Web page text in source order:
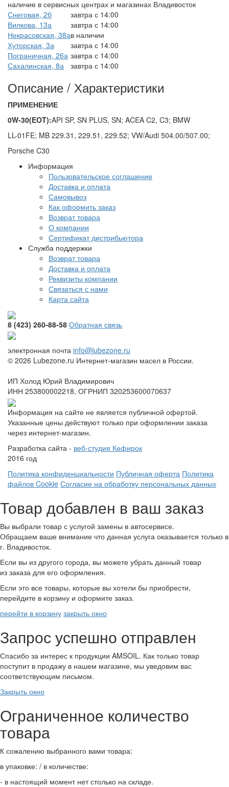
наличие в сервисных центрах и магазинах Владивосток
Снеговая, 2б
завтра с 14:00
Вилкова, 13а
завтра с 14:00
Некрасовская, 38ав наличии
Хуторская, 3а
завтра с 14:00
Пограничная, 26а завтра с 14:00
Сахалинская, 8а
завтра с 14:00
Описание / Характеристики
ПРИМЕНЕНИЕ
0W-30(EOT):API SP, SN PLUS, SN; ACEA C2, C3; BMW
LL-01FE; MB 229.31, 229.51, 229.52; VW/Audi 504.00/507.00;
Porsche C30
Информация
Пользовательское соглашение
Доставка и оплата
Самовывоз
Как оформить заказ
Возврат товара
О компании
Сертификат дистрибьютора
Служба поддержки
Возврат товара
Доставка и оплата
Реквизиты компании
Связаться с нами
Карта сайта
8 (423) 260-88-58 Обратная связь
электронная почта info@lubezone.ru
© 2026 Lubezone.ru Интернет-магазин масел в России.
ИП Холод Юрий Владимирович
ИНН 253800002218, ОГРНИП 320253600070637
Информация на сайте не является публичной офертой.
Указанные цены действуют только при оформлении заказа
через интернет-магазин.
Разработка сайта - веб-студия Кефирок
2016 год
Политика конфиденциальности Публичная оферта Политика
файлов Cookie Согласие на обработку персональных данных
Товар добавлен в ваш заказ
Вы выбрали товар с услугой замены в автосервисе.
Обращаем ваше внимание что данная услуга оказывается только в
г. Владивосток.
Если вы из другого города, вы можете убрать данный товар
из заказа для его оформления.
Если это все товары, которые вы хотели бы приобрести,
перейдите в корзину и оформите заказ.
перейти в корзину закрыть окно
Запрос успешно отправлен
Спасибо за интерес к продукции AMSOIL. Как только товар
поступит в продажу в нашем магазине, мы уведовим вас
соответствующим письмом.
Закрыть окно
Ограниченное количество
товара
К сожалению выбранного вами товара:
в упаковке: / в количестве:
- в настоящий момент нет столько на складе.